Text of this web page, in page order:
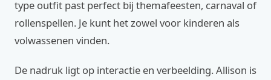
type outfit past perfect bij themafeesten, carnaval of
rollenspellen. Je kunt het zowel voor kinderen als
volwassenen vinden.
De nadruk ligt op interactie en verbeelding. Allison is